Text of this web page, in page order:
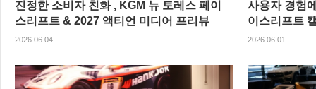
진정한 소비자 친화 , KGM 뉴 토레스 페이
스리프트 & 2027 액티언 미디어 프리뷰
2026.06.04
사용자 경험
이스리프트
2026.06.01